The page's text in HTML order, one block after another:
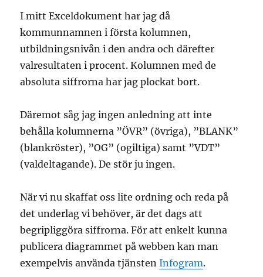
I mitt Exceldokument har jag då
kommunnamnen i första kolumnen,
utbildningsnivån i den andra och därefter
valresultaten i procent. Kolumnen med de
absoluta siffrorna har jag plockat bort.
Däremot såg jag ingen anledning att inte
behålla kolumnerna ”ÖVR” (övriga), ”BLANK”
(blankröster), ”OG” (ogiltiga) samt ”VDT”
(valdeltagande). De stör ju ingen.
När vi nu skaffat oss lite ordning och reda på
det underlag vi behöver, är det dags att
begripliggöra siffrorna. För att enkelt kunna
publicera diagrammet på webben kan man
exempelvis använda tjänstenInfogram.